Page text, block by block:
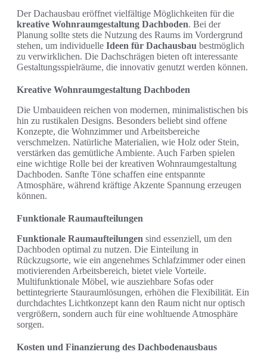
Der Dachausbau eröffnet vielfältige Möglichkeiten für die
kreative Wohnraumgestaltung Dachboden. Bei der
Planung sollte stets die Nutzung des Raums im Vordergrund
stehen, um individuelle Ideen für Dachausbau bestmöglich
zu verwirklichen. Die Dachschrägen bieten oft interessante
Gestaltungsspielräume, die innovativ genutzt werden können.
Kreative Wohnraumgestaltung Dachboden
Die Umbauideen reichen von modernen, minimalistischen bis
hin zu rustikalen Designs. Besonders beliebt sind offene
Konzepte, die Wohnzimmer und Arbeitsbereiche
verschmelzen. Natürliche Materialien, wie Holz oder Stein,
verstärken das gemütliche Ambiente. Auch Farben spielen
eine wichtige Rolle bei der kreativen Wohnraumgestaltung
Dachboden. Sanfte Töne schaffen eine entspannte
Atmosphäre, während kräftige Akzente Spannung erzeugen
können.
Funktionale Raumaufteilungen
Funktionale Raumaufteilungen sind essenziell, um den
Dachboden optimal zu nutzen. Die Einteilung in
Rückzugsorte, wie ein angenehmes Schlafzimmer oder einen
motivierenden Arbeitsbereich, bietet viele Vorteile.
Multifunktionale Möbel, wie ausziehbare Sofas oder
bettintegrierte Stauraumlösungen, erhöhen die Flexibilität. Ein
durchdachtes Lichtkonzept kann den Raum nicht nur optisch
vergrößern, sondern auch für eine wohltuende Atmosphäre
sorgen.
Kosten und Finanzierung des Dachbodenausbaus